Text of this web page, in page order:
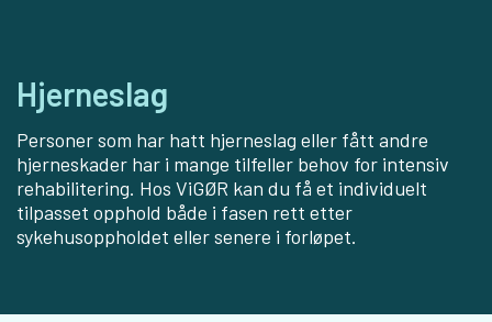
Hjerneslag
Personer som har hatt hjerneslag eller fått andre
hjerneskader har i mange tilfeller behov for intensiv
rehabilitering. Hos ViGØR kan du få et individuelt
tilpasset opphold både i fasen rett etter
sykehusoppholdet eller senere i forløpet.